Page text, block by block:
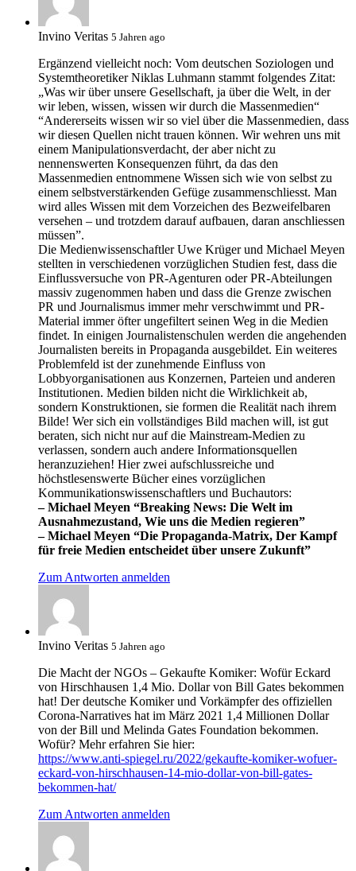
Invino Veritas 5 Jahren ago
Ergänzend vielleicht noch: Vom deutschen Soziologen und
Systemtheoretiker Niklas Luhmann stammt folgendes Zitat:
„Was wir über unsere Gesellschaft, ja über die Welt, in der
wir leben, wissen, wissen wir durch die Massenmedien“
“Andererseits wissen wir so viel über die Massenmedien, dass
wir diesen Quellen nicht trauen können. Wir wehren uns mit
einem Manipulationsverdacht, der aber nicht zu
nennenswerten Konsequenzen führt, da das den
Massenmedien entnommene Wissen sich wie von selbst zu
einem selbstverstärkenden Gefüge zusammenschliesst. Man
wird alles Wissen mit dem Vorzeichen des Bezweifelbaren
versehen – und trotzdem darauf aufbauen, daran anschliessen
müssen”.
Die Medienwissenschaftler Uwe Krüger und Michael Meyen
stellten in verschiedenen vorzüglichen Studien fest, dass die
Einflussversuche von PR-Agenturen oder PR-Abteilungen
massiv zugenommen haben und dass die Grenze zwischen
PR und Journalismus immer mehr verschwimmt und PR-
Material immer öfter ungefiltert seinen Weg in die Medien
findet. In einigen Journalistenschulen werden die angehenden
Journalisten bereits in Propaganda ausgebildet. Ein weiteres
Problemfeld ist der zunehmende Einfluss von
Lobbyorganisationen aus Konzernen, Parteien und anderen
Institutionen. Medien bilden nicht die Wirklichkeit ab,
sondern Konstruktionen, sie formen die Realität nach ihrem
Bilde! Wer sich ein vollständiges Bild machen will, ist gut
beraten, sich nicht nur auf die Mainstream-Medien zu
verlassen, sondern auch andere Informationsquellen
heranzuziehen! Hier zwei aufschlussreiche und
höchstlesenswerte Bücher eines vorzüglichen
Kommunikationswissenschaftlers und Buchautors:
– Michael Meyen “Breaking News: Die Welt im
Ausnahmezustand, Wie uns die Medien regieren”
– Michael Meyen “Die Propaganda-Matrix, Der Kampf
für freie Medien entscheidet über unsere Zukunft”
Zum Antworten anmelden
Invino Veritas 5 Jahren ago
Die Macht der NGOs – Gekaufte Komiker: Wofür Eckard
von Hirschhausen 1,4 Mio. Dollar von Bill Gates bekommen
hat! Der deutsche Komiker und Vorkämpfer des offiziellen
Corona-Narratives hat im März 2021 1,4 Millionen Dollar
von der Bill und Melinda Gates Foundation bekommen.
Wofür? Mehr erfahren Sie hier:
https://www.anti-spiegel.ru/2022/gekaufte-komiker-wofuer-
eckard-von-hirschhausen-14-mio-dollar-von-bill-gates-
bekommen-hat/
Zum Antworten anmelden